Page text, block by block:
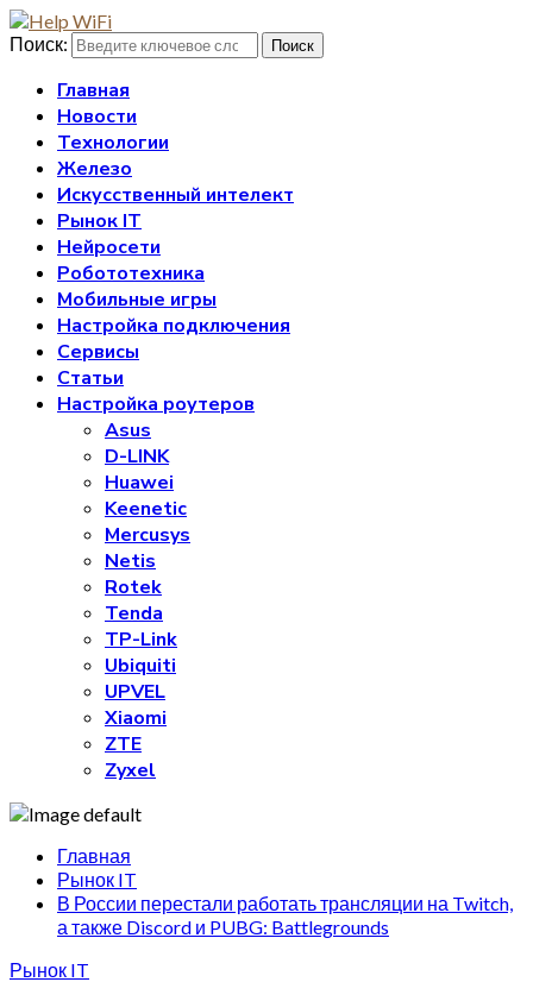
Поиск: Поиск
Главная
Новости
Технологии
Железо
Искусственный интелект
Рынок IT
Нейросети
Робототехника
Мобильные игры
Настройка подключения
Сервисы
Статьи
Настройка роутеров
Asus
D-LINK
Huawei
Keenetic
Mercusys
Netis
Rotek
Tenda
TP-Link
Ubiquiti
UPVEL
Xiaomi
ZTE
Zyxel
Главная
Рынок IT
В России перестали работать трансляции на Twitch,
а также Discord и PUBG: Battlegrounds
Рынок IT